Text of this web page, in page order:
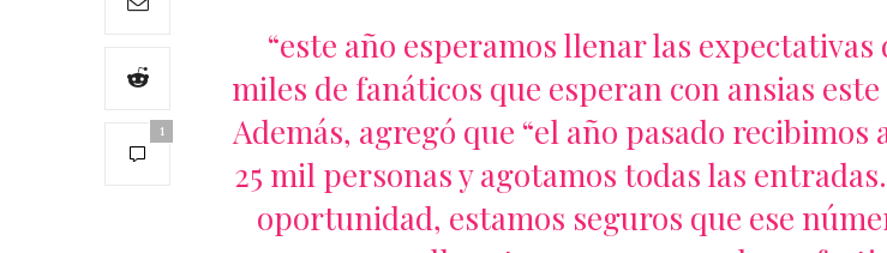
1
“este año esperamos llenar las expectativas
miles de fanáticos que esperan con ansias este
Además, agregó que “el año pasado recibimos
25 mil personas y agotamos todas las
oportunidad, estamos seguros que ese